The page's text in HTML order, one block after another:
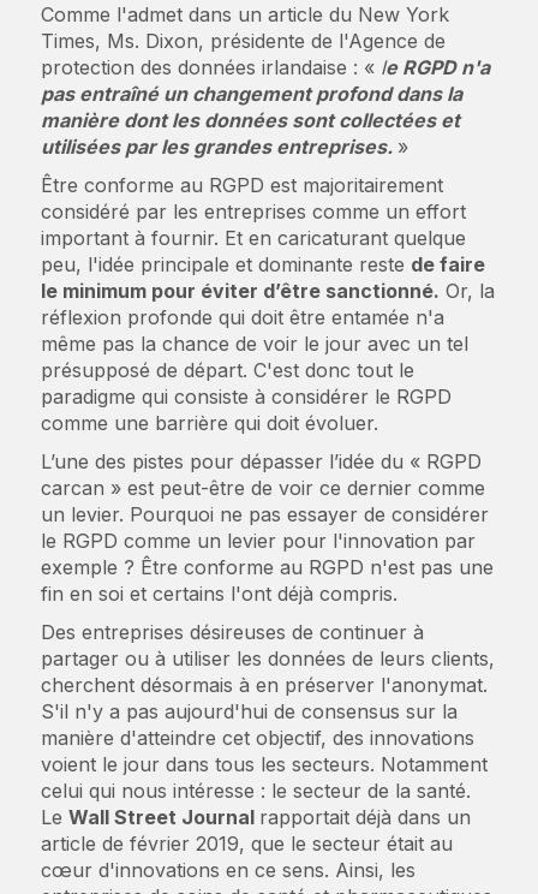
Comme l'admet dans un article du New York
Times, Ms. Dixon, présidente de l'Agence de
protection des données irlandaise : « le RGPD n'a
pas entraîné un changement profond dans la
manière dont les données sont collectées et
utilisées par les grandes entreprises. »
Être conforme au RGPD est majoritairement
considéré par les entreprises comme un effort
important à fournir. Et en caricaturant quelque
peu, l'idée principale et dominante reste de faire
le minimum pour éviter d’être sanctionné. Or, la
réflexion profonde qui doit être entamée n'a
même pas la chance de voir le jour avec un tel
présupposé de départ. C'est donc tout le
paradigme qui consiste à considérer le RGPD
comme une barrière qui doit évoluer.
L’une des pistes pour dépasser l’idée du « RGPD
carcan » est peut-être de voir ce dernier comme
un levier. Pourquoi ne pas essayer de considérer
le RGPD comme un levier pour l'innovation par
exemple ? Être conforme au RGPD n'est pas une
fin en soi et certains l'ont déjà compris.
Des entreprises désireuses de continuer à
partager ou à utiliser les données de leurs clients,
cherchent désormais à en préserver l'anonymat.
S'il n'y a pas aujourd'hui de consensus sur la
manière d'atteindre cet objectif, des innovations
voient le jour dans tous les secteurs. Notamment
celui qui nous intéresse : le secteur de la santé.
Le Wall Street Journal rapportait déjà dans un
article de février 2019, que le secteur était au
cœur d'innovations en ce sens. Ainsi, les